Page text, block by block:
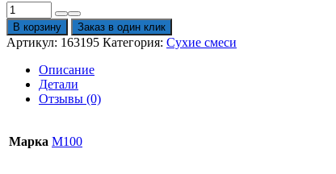
Количество
товара
Клей
для
облицовки
печей
каминов
Суперкамин
Термоклей
В корзину Заказ в один клик
Артикул: 163195 Категория: Сухие смеси
Описание
Детали
Отзывы (0)
Марка М100